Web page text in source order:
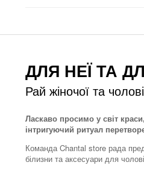
ДЛЯ НЕЇ ТА
Рай жіночої та
Ласкаво просимо у світ
інтригуючий ритуал
Команда Chantal store рада
білизни та аксесуари для